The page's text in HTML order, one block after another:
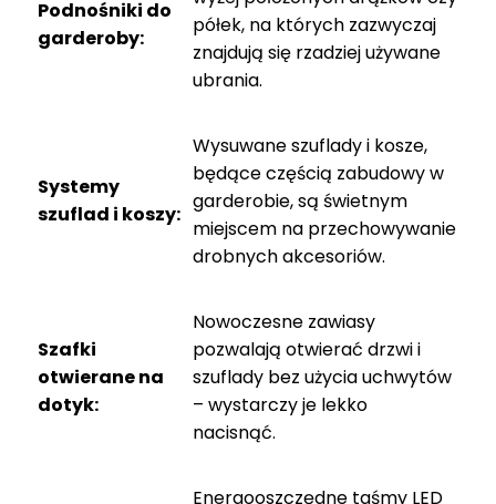
Podnośniki do
garderoby:
półek, na których zazwyczaj
znajdują się rzadziej używane
ubrania.
Systemy
szuflad i koszy:
Wysuwane szuflady i kosze,
będące częścią zabudowyw
garderobie, są świetnym
miejscem na przechowywanie
drobnych akcesoriów.
Szafki
otwierane na
dotyk:
Nowoczesne zawiasy
pozwalają otwierać drzwi i
szuflady bez użyciauchwytów
– wystarczy je lekko
nacisnąć.
Energooszczędne taśmy LED